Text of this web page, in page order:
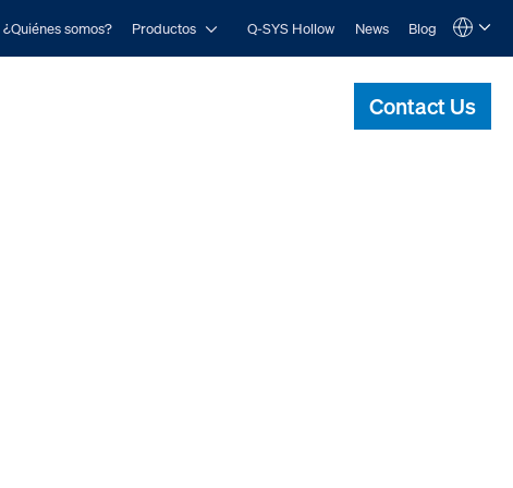
¿Quiénes somos? Productos Open ProductosQ-SYS Hollow News Blog
India (English)
Contact Us